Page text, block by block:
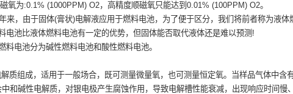
氧为:0.1% (1000PPM) O2，高精度顺磁氧只能达到0.01% (100PPM) O2。
来，由于固体(膏状)电解液应用于燃料电池，为了便于区分，我们将前者称为液体
电池比液体燃料电池有一定的优势，但固体能否取代液体还是难以预测!
电池分为碱性燃料电池和酸性燃料电池。
质组成，适用于一般场合，既可测量微量氧，也可测量恒定氧。当样品气体中含
和碱性电解质，对银电极产生腐蚀作用，导致电解槽性能衰减，出现响应时间慢